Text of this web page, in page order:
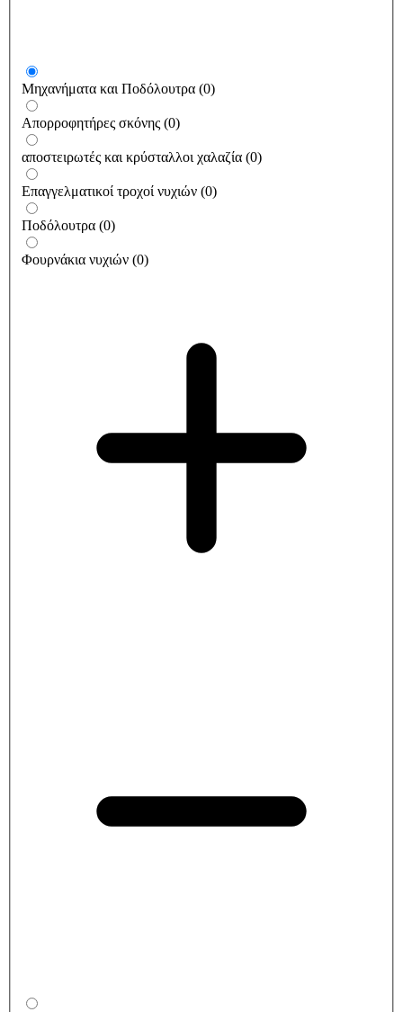
Μηχανήματα και Ποδόλουτρα (0)
Απορροφητήρες σκόνης (0)
αποστειρωτές και κρύσταλλοι χαλαζία (0)
Επαγγελματικοί τροχοί νυχιών (0)
Ποδόλουτρα (0)
Φουρνάκια νυχιών (0)